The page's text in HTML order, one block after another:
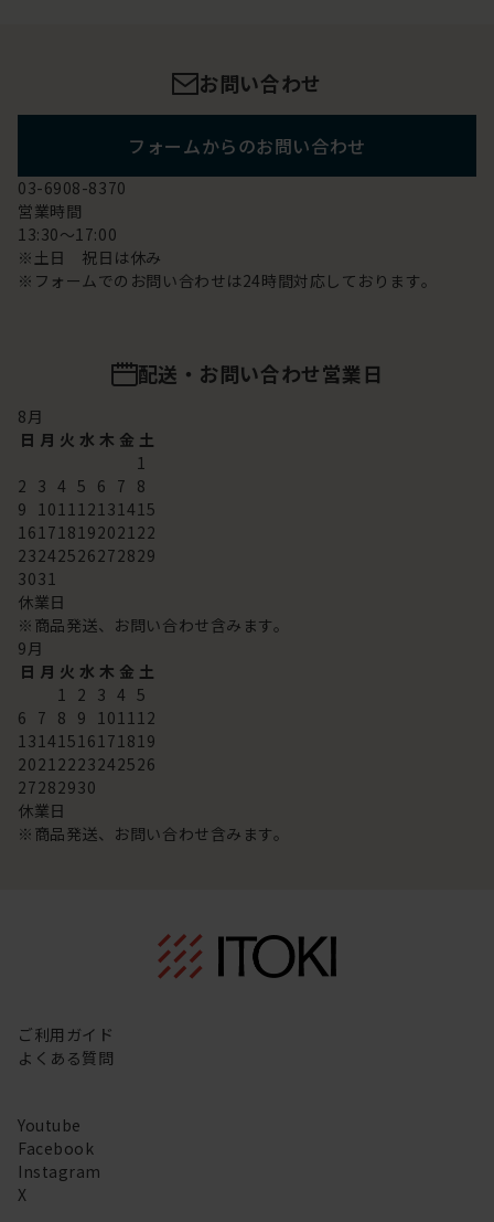
お問い合わせ
フォームからのお問い合わせ
03-6908-8370
営業時間
13:30～17:00
※土日 祝日は休み
※フォームでのお問い合わせは24時間対応しております。
配送・お問い合わせ営業日
8月
日 月 火 水 木 金 土
1
2 3 4 5 6 7 8
9 101112131415
16171819202122
23242526272829
3031
休業日
※商品発送、お問い合わせ含みます。
9月
日 月 火 水 木 金 土
1 2 3 4 5
6 7 8 9 101112
13141516171819
20212223242526
27282930
休業日
※商品発送、お問い合わせ含みます。
ご利用ガイド
よくある質問
Youtube
Facebook
Instagram
X